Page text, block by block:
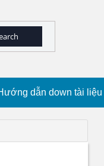
dẫn down tài liệu